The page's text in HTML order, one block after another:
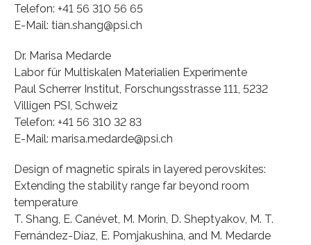
Telefon: +41 56 310 56 65
E-Mail: tian.shang@psi.ch
Dr. Marisa Medarde
Labor für Multiskalen Materialien Experimente
Paul Scherrer Institut, Forschungsstrasse 111, 5232
Villigen PSI, Schweiz
Telefon: +41 56 310 32 83
E-Mail: marisa.medarde@psi.ch
Design of magnetic spirals in layered perovskites:
Extending the stability range far beyond room
temperature
T. Shang, E. Canévet, M. Morin, D. Sheptyakov, M. T.
Fernández-Díaz, E. Pomjakushina, and M. Medarde